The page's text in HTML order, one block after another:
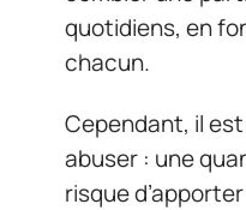
quotidiens, en
chacun.
Cependant, il
abuser : une
risque